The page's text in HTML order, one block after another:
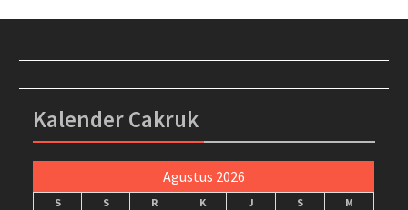
Kalender Cakruk
Agustus 2026
S S R K J S
M